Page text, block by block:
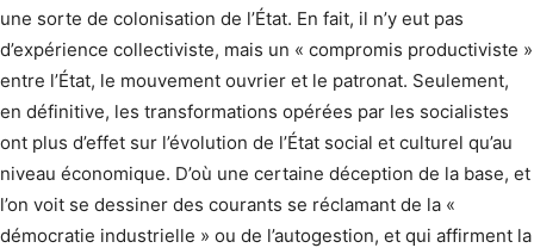
une sorte de colonisation de l’État. En fait, il n’y eut pas
d’expérience collectiviste, mais un « compromis productiviste »
entre l’État, le mouvement ouvrier et le patronat. Seulement,
en définitive, les transformations opérées par les socialistes
ont plus d’effet sur l’évolution de l’État social et culturel qu’au
niveau économique. D’où une certaine déception de la base, et
l’on voit se dessiner des courants se réclamant de la «
démocratie industrielle » ou de l’autogestion, et qui affirment la